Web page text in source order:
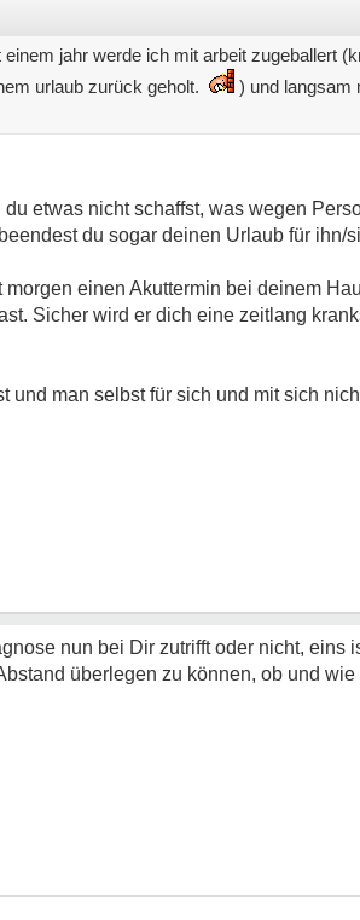
jahr werde ich mit arbeit zugeballert
urlaub zurück geholt.
) und langsam
etwas nicht schaffst, was wegen
du sogar deinen Urlaub für ihn/
einen Akuttermin bei deinem
Sicher wird er dich eine zeitlang
man selbst für sich und mit sich
nun bei Dir zutrifft oder nicht, eins
überlegen zu können, ob und